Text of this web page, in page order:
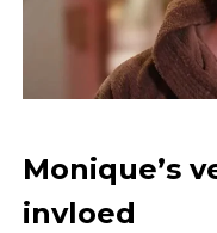
Monique’s
invloed